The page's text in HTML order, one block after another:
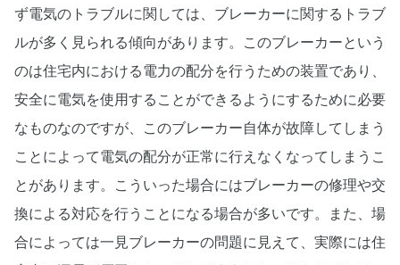
ず電気のトラブルに関しては、ブレーカーに関するトラブ
ルが多く見られる傾向があります。このブレーカーという
のは住宅内における電力の配分を行うための装置であり、
安全に電気を使用することができるようにするために必要
なものなのですが、このブレーカー自体が故障してしまう
ことによって電気の配分が正常に行えなくなってしまうこ
とがあります。こういった場合にはブレーカーの修理や交
換による対応を行うことになる場合が多いです。また、場
合によっては一見ブレーカーの問題に見えて、実際には住